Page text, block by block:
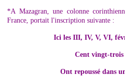
*A Mazagran, une colonne
France, portait l'inscription suivante :
Ici les III, IV, V, VI,
Cent vingt-trois
Ont repoussé dans